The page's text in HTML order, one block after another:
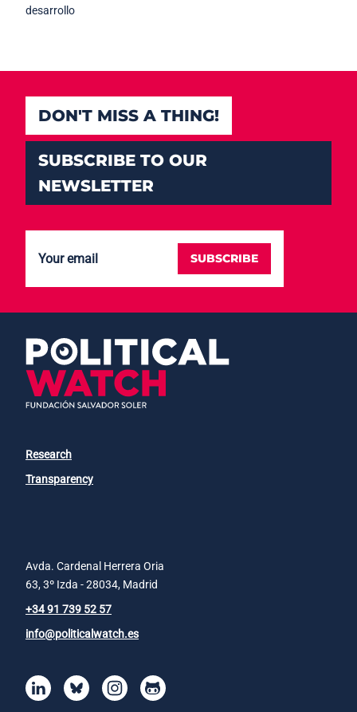
desarrollo
DON'T MISS A THING!
SUBSCRIBE TO OUR
NEWSLETTER
SUBSCRIBE
Research
Transparency
Avda. Cardenal Herrera Oria
63, 3º Izda - 28034, Madrid
+34 91 739 52 57
info@politicalwatch.es